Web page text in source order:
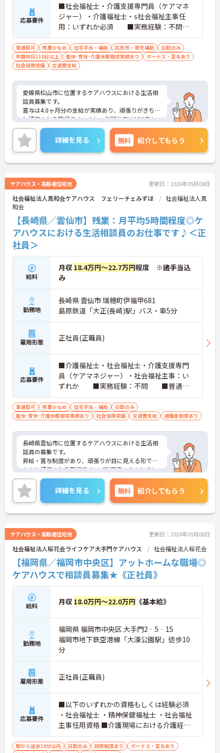
応募要件
■社会福祉士・介護支援専門員（ケアマネ
ジャー）・介護福祉士・s社会福祉主事任
用：いずれか必須 ■実務経験：不問
※PCスキル：PC基本操作 ■普通自動
車運転免許（AT限定可）：必須
車通勤可 残業少なめ 住宅手当・補助 託児所・育児補助
日勤のみ
年間休日110日以上
産休･育休･介護休暇取得実績あり
ボーナス・賞与あり
社会保険完備
交通費支給
愛媛県松山市に位置するケアハウスにおける生活相
談員募集です。
賞与は4.0ヶ月分の支給が実績あり、頑張りがきちん
と評価される職場です。また、年間休日は120日も
あり、プライベートを大切にしながらご勤務いただ
けます。子育て支援も充実しており、育児休業取得
実績や利用可能な託児所があります。
ご興味のある方には、面接対策ポイントなど、さら
に詳細をお話しいたしますのでお気軽にご相談くだ
詳細を見る 無料 紹介してもらう
ケアハウス・高齢者住宅他 更新日：2026年05月08日
社会福祉法人真和会ケアハウス フェリーチェみずほ
社会福祉法人真
和会
【長崎県／雲仙市】残業：月平均5時間程度◎ケ
アハウスにおける生活相談員のお仕事です♪＜正
社員＞
給料
月収 18.4万円～22.7万円程度 ※諸手当込
み
勤務地
長崎県 雲仙市 瑞穂町伊福甲681
島原鉄道「大正(長崎)駅」バス・車5分
雇用形態 正社員(正職員)
応募要件
■介護福祉士・社会福祉士・介護支援専門
員（ケアマネジャー）・社会福祉主事：い
ずれか ■実務経験：不問 ■普通自
動車運転免許（AT限定可）：必須
車通勤可 残業少なめ 住宅手当・補助
日勤のみ
産休･育休･介護休暇取得実績あり
社会保険完備 交通費支給 退職金制度あり
長崎県雲仙市に位置するケアハウスにおける生活相
談員の募集です。
昇給・賞与制度があり、頑張りが目に見える形でき
ちんと評価される職場です。ご利用者一人ひとりに
寄り添って、その方に合わせたサービスの提供を行
っていただける方を募集しています。
ご興味のある方には、面接対策ポイントなど、さら
に詳細をご案内しますのでお気軽にご相談くださ
い！
詳細を見る 無料 紹介してもらう
ケアハウス・高齢者住宅他 更新日：2026年05月08日
社会福祉法人桜花会ライフケア大手門ケアハウス 社会福祉法人桜花会
【福岡県／福岡市中央区】アットホームな職場◎
ケアハウスで相談員募集★《正社員》
給料 月収 18.0万円～22.0万円 《基本給》
勤務地
福岡県 福岡市中央区 大手門2‐5‐15
福岡市地下鉄空港線「大濠公園駅」徒歩10
分
雇用形態 正社員(正職員)
応募要件
■以下のいずれかの資格もしくは経験必須
・社会福祉士 ・精神保健福祉士 ・社会福祉
主事任用資格 ■介護現場における介護経験
があれば尚可 ■普通自動車運転免許（AT限
定可）あれば尚可
駅から徒歩10分以内 日勤のみ 研修制度あり
ボーナス・賞与あり